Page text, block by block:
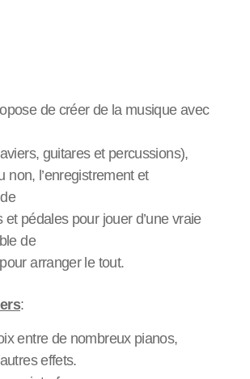
de créer de la musique avec
guitares et percussions),
non, l’enregistrement et
pédales pour jouer d’une vraie
de
arranger le tout.
:
entre de nombreux pianos,
effets.